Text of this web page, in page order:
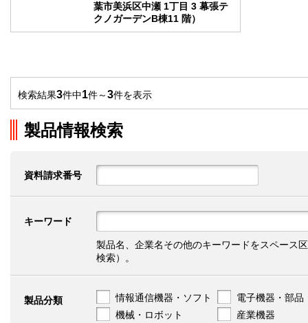
葉市美浜区中瀬 1丁目 3 幕張テ
クノガーデンB棟11 階）
検索結果3件中1件～3件を表示
製品情報検索
資料請求番号
キーワード
製品名、企業名その他のキーワードをスペース
検索）。
製品分類 情報通信機器・ソフト
電子機器・部品
機械・ロボット
産業機器